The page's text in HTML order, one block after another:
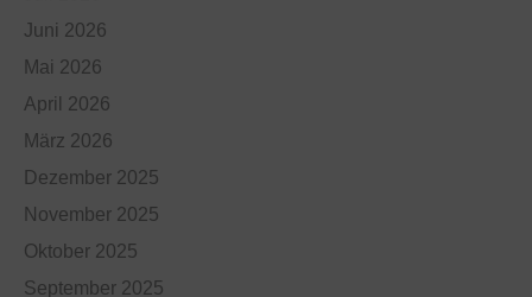
Juni 2026
Mai 2026
April 2026
März 2026
Dezember 2025
November 2025
Oktober 2025
September 2025